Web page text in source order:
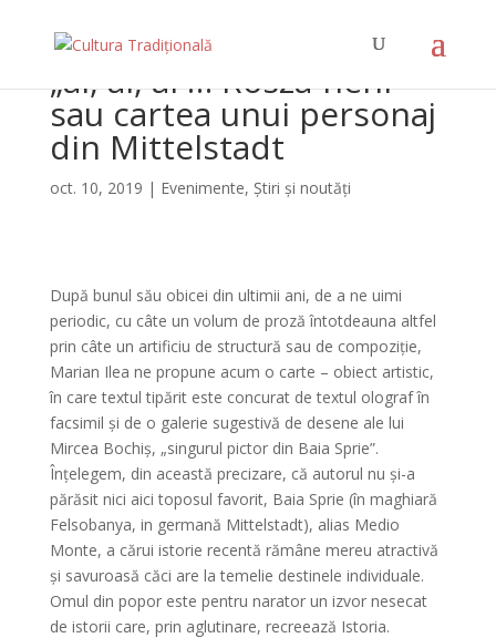
„ai, ai, ai … Rosza-néni”
sau cartea unui personaj
din Mittelstadt
oct. 10, 2019 | Evenimente, Știri și noutăți
După bunul său obicei din ultimii ani, de a ne uimi
periodic, cu câte un volum de proză întotdeauna altfel
prin câte un artificiu de structură sau de compoziție,
Marian Ilea ne propune acum o carte – obiect artistic,
în care textul tipărit este concurat de textul olograf în
facsimil și de o galerie sugestivă de desene ale lui
Mircea Bochiș, „singurul pictor din Baia Sprie”.
Înțelegem, din această precizare, că autorul nu și-a
părăsit nici aici toposul favorit, Baia Sprie (în maghiară
Felsobanya, in germană Mittelstadt), alias Medio
Monte, a cărui istorie recentă rămâne mereu atractivă
și savuroasă căci are la temelie destinele individuale.
Omul din popor este pentru narator un izvor nesecat
de istorii care, prin aglutinare, recreează Istoria.